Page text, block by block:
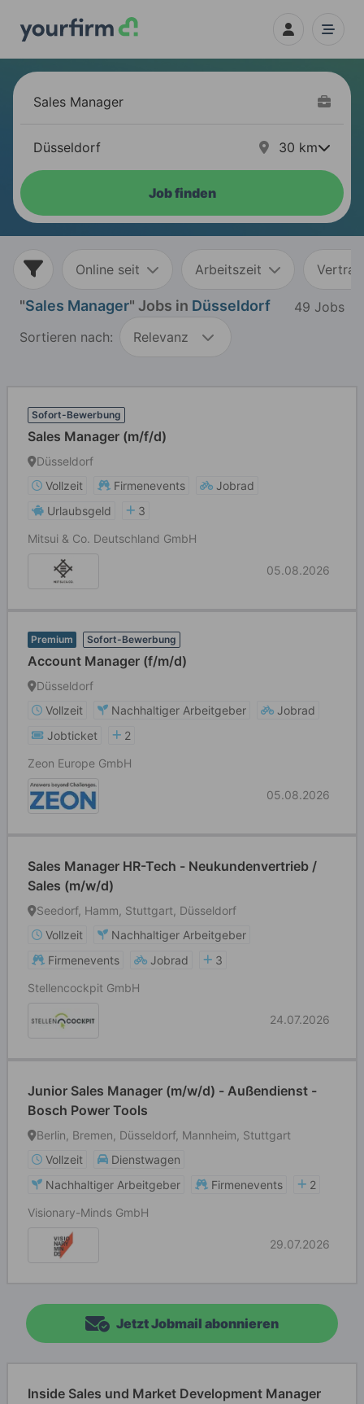
30 km
Job finden
Online seit Arbeitszeit
"Sales Manager" Jobs in Düsseldorf
49 Jobs
Sortieren nach:
Relevanz
Sofort-Bewerbung
Sales Manager (m/f/d)
Düsseldorf
Vollzeit
Firmenevents
Jobrad
Urlaubsgeld
3
Mitsui & Co. Deutschland GmbH
05.08.2026
Premium Sofort-Bewerbung
Account Manager (f/m/d)
Düsseldorf
Vollzeit
Nachhaltiger Arbeitgeber
Jobrad
Jobticket
2
Zeon Europe GmbH
05.08.2026
Sales Manager HR-Tech - Neukundenvertrieb /
Sales (m/w/d)
Seedorf, Hamm, Stuttgart, Düsseldorf
Vollzeit
Nachhaltiger Arbeitgeber
Firmenevents
Jobrad
3
Stellencockpit GmbH
24.07.2026
Junior Sales Manager (m/w/d) - Außendienst -
Bosch Power Tools
Berlin, Bremen, Düsseldorf, Mannheim, Stuttgart
Vollzeit
Dienstwagen
Nachhaltiger Arbeitgeber
Firmenevents
2
Visionary-Minds GmbH
29.07.2026
Jetzt Jobmail abonnieren
Inside Sales und Market Development Manager